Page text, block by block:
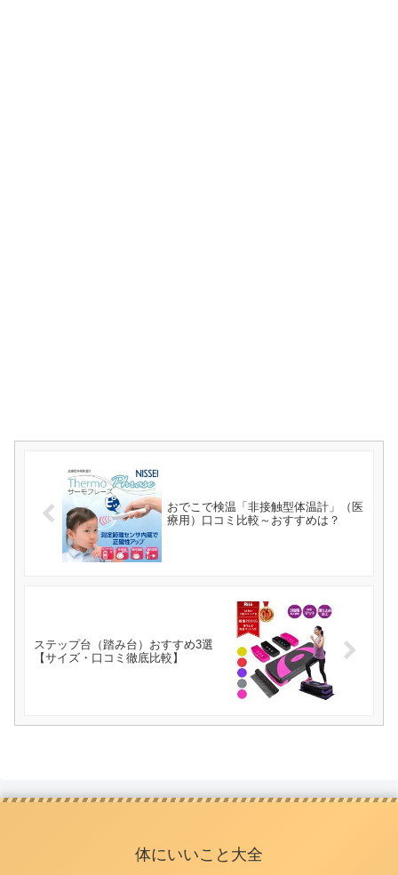
おでこで検温「非接触型体温計」（医
療用）口コミ比較～おすすめは？
ステップ台（踏み台）おすすめ3選
【サイズ・口コミ徹底比較】
体にいいこと大全